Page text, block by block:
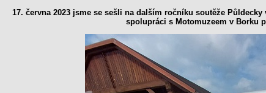
17. června 2023 jsme se sešli na dalším ročníku soutěže
spolupráci s Motomuzeem v Borku